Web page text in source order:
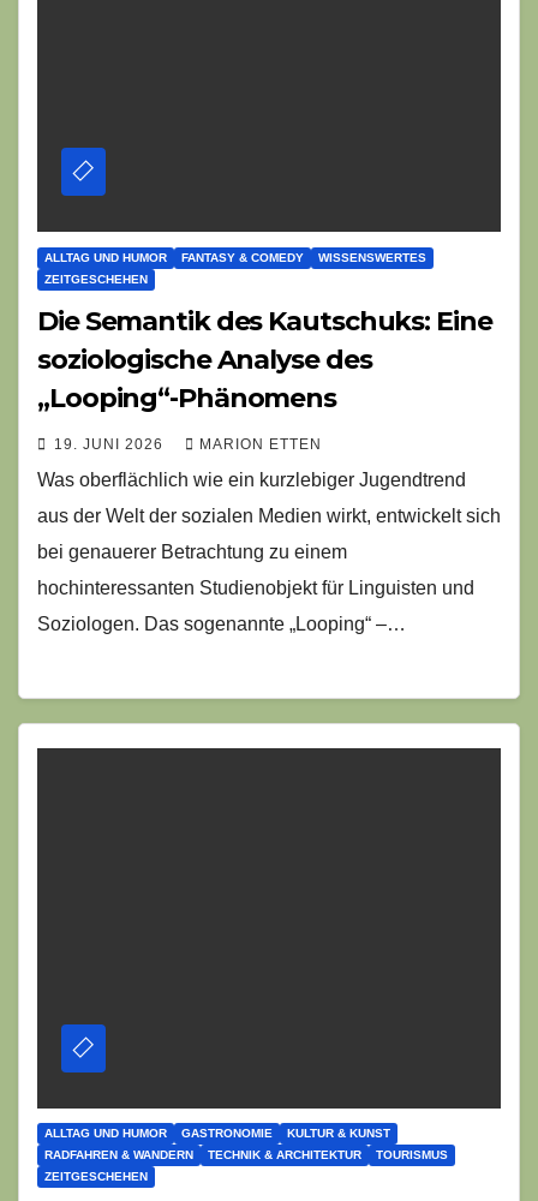
ALLTAG UND HUMOR FANTASY & COMEDY
WISSENSWERTES
ZEITGESCHEHEN
Die Semantik des Kautschuks: Eine
soziologische Analyse des
„Looping“-Phänomens
19. JUNI 2026 MARION ETTEN
Was oberflächlich wie ein kurzlebiger Jugendtrend
aus der Welt der sozialen Medien wirkt, entwickelt sich
bei genauerer Betrachtung zu einem
hochinteressanten Studienobjekt für Linguisten und
Soziologen. Das sogenannte „Looping“ –…
ALLTAG UND HUMOR GASTRONOMIE
KULTUR & KUNST
RADFAHREN & WANDERN
TECHNIK & ARCHITEKTUR
TOURISMUS
ZEITGESCHEHEN